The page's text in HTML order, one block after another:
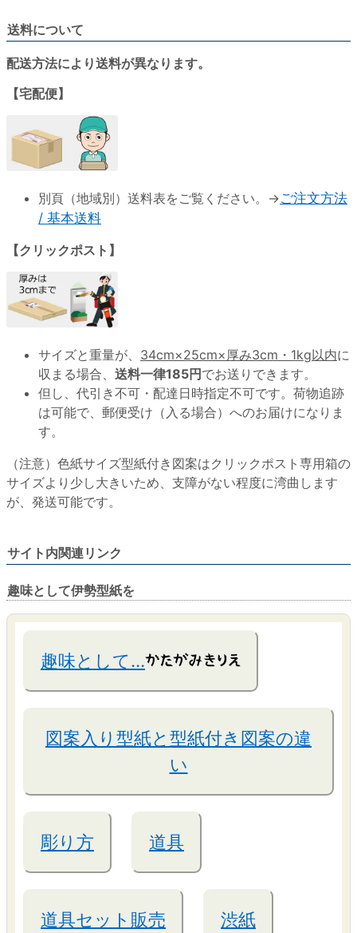
送料について
配送方法により送料が異なります。
【宅配便】
別頁（地域別）送料表をご覧ください。→ご注文方法
/ 基本送料
【クリックポスト】
サイズと重量が、 34cm×25cm×厚み3cm・1kg以内に
収まる場合、 送料一律185円 でお送りできます。
但し、代引き不可・配達日時指定不可です。荷物追跡
は可能で、郵便受け（入る場合）へのお届けになりま
す。
（注意）色紙サイズ型紙付き図案はクリックポスト専用箱の
サイズより少し大きいため、支障がない程度に湾曲します
が、発送可能です。
サイト内関連リンク
趣味として伊勢型紙を
趣味として…
図案入り型紙と型紙付き図案の違
い
彫り方 道具
道具セット販売 渋紙